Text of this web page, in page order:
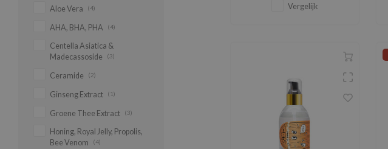
Aloe Vera (4)
AHA, BHA, PHA (4)
Centella Asiatica &
Madecassoside
(3)
Ceramide (2)
Ginseng Extract (1)
Groene Thee Extract (3)
Honing, Royal Jelly, Propolis,
Bee Venom
(4)
Vergelijk